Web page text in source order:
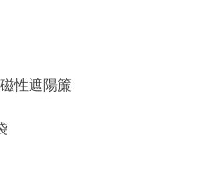
性遮陽簾